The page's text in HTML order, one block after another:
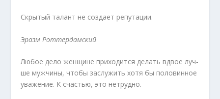
Скрытый талант не создает репутации.
Эразм Роттердамский
Любое дело женщине приходится делать вдвое луч­
ше мужчины, чтобы заслужить хотя бы половинное
уважение. К счастью, это нетрудно.